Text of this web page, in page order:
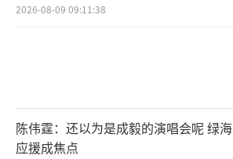
2026-08-09 09:11:38
陈伟霆：还以为是成毅的演唱会呢 绿海
应援成焦点